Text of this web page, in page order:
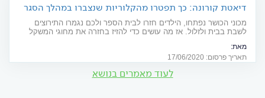
דיאטת קורונה: כך תפטרו מהקלוריות שנצברו במהלך הסגר
מכוני הכושר נפתחו, הילדים חזרו לבית הספר ולכם נגמרו התירוצים
לשבת בבית ולזלול. אז מה עושים כדי להזיז בחזרה את מחוגי המשקל
הפרטים בכתבה. קראו, גזרו והדביקו על המקרר. בהצלחה
מאת:
מערכת Zap Doctors זאפ דוקטורס בשיתוף המרכז הרפואי להשמנה - ד"ר רז
תאריך פרסום: 17/06/2020
לעוד מאמרים בנושא